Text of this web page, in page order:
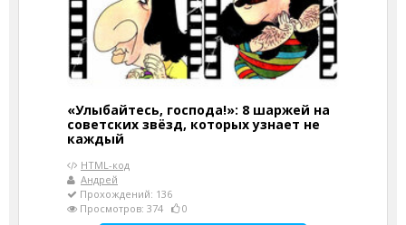
«Улыбайтесь, господа!»: 8 шаржей на
советских звёзд, которых узнает не
каждый
HTML-код
Андрей
Прохождений: 136
Просмотров: 374
0